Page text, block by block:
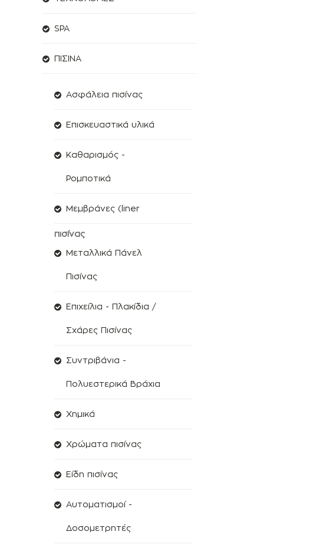
SPA
ΠΙΣΙΝΑ
Ασφάλεια πισίνας
Επισκευαστικά υλικά
Καθαρισμός -
Ρομποτικά
Μεμβράνες (liner
πισίνας
Μεταλλικά Πάνελ
Πισίνας
Επιχείλια - Πλακίδια /
Σχάρες Πισίνας
Συντριβάνια -
Πολυεστερικά Βράχια
Χημικά
Χρώματα πισίνας
Είδη πισίνας
Αυτοματισμοί -
Δοσομετρητές